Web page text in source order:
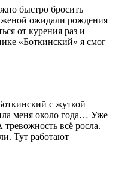
быстро бросить
ожидали рождения
от курения раз и
«Боткинский» я смог
с жуткой
меня около года… Уже
всё росла.
Тут работают